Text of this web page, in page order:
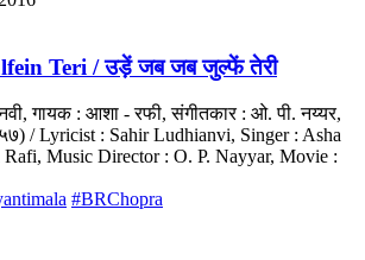
Teri / उड़ें जब जब जुल्फें तेरी
गायक : आशा - रफी, संगीतकार : ओ. पी. नय्यर,
/ Lyricist : Sahir Ludhianvi, Singer : Asha
Music Director : O. P. Nayyar, Movie :
#BRChopra